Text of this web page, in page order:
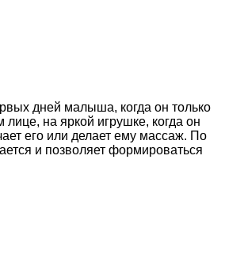
дней малыша, когда он только
на яркой игрушке, когда он
его или делает ему массаж. По
и позволяет формироваться